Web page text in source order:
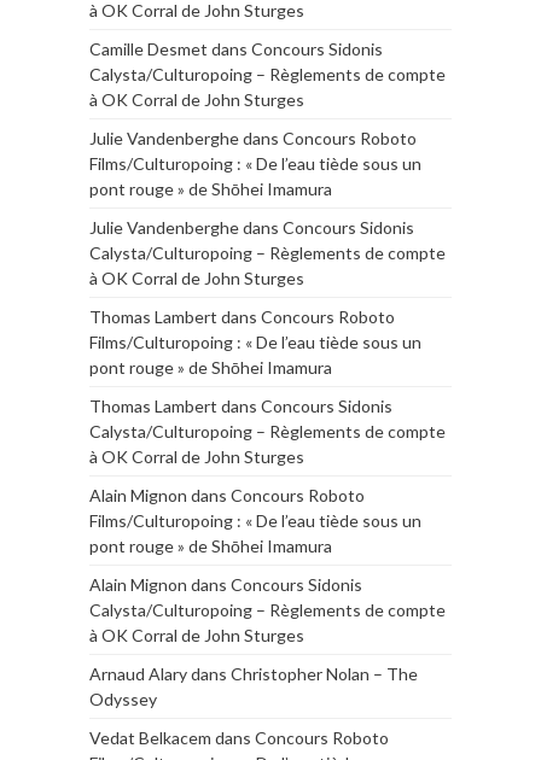
à OK Corral de John Sturges
Camille Desmet dans Concours Sidonis
Calysta/Culturopoing – Règlements de compte
à OK Corral de John Sturges
Julie Vandenberghedans Concours Roboto
Films/Culturopoing : « De l’eau tiède sous un
pont rouge » de Shōhei Imamura
Julie Vandenberghedans Concours Sidonis
Calysta/Culturopoing – Règlements de compte
à OK Corral de John Sturges
Thomas Lambert dans Concours Roboto
Films/Culturopoing : « De l’eau tiède sous un
pont rouge » de Shōhei Imamura
Thomas Lambert dans Concours Sidonis
Calysta/Culturopoing – Règlements de compte
à OK Corral de John Sturges
Alain Mignon dans Concours Roboto
Films/Culturopoing : « De l’eau tiède sous un
pont rouge » de Shōhei Imamura
Alain Mignon dans Concours Sidonis
Calysta/Culturopoing – Règlements de compte
à OK Corral de John Sturges
Arnaud Alarydans Christopher Nolan – The
Odyssey
Vedat Belkacem dans Concours Roboto